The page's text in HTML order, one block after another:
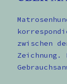
zwischen
Zeichnung.